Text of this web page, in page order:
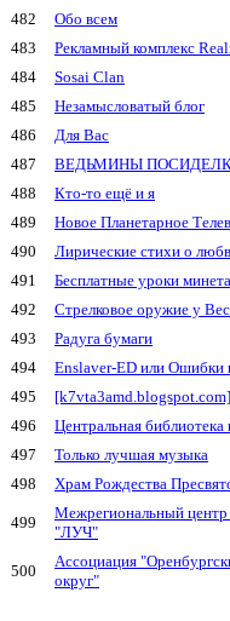
482
Обо всем
483
Рекламный комплекс
484
Sosai Clan
485
Незамысловатый блог
486
Для Вас
487
ВЕДЬМИНЫ
488
Кто-то ещё и я
489
Новое Планетарное
490
Лирические стихи о
491
Бесплатные уроки минета
492
Стрелковое оружие у
493
Радуга бумаги
494
Enslaver-ED или Ошибки
495
496
Центральная
497
Только лучшая музыка
498
Храм Рождества
499
Межрегиональный центр
"ЛУЧ"
500
Ассоциация
округ"